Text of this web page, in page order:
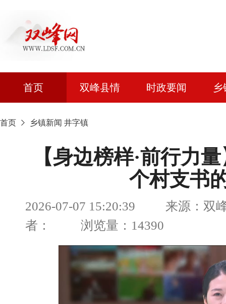
首页 双峰县情 时政要闻
首页 乡镇新闻 井字镇
【身边榜样·前行力
个村支书
2026-07-07 15:20:39 来源：双峰
者： 浏览量：14390